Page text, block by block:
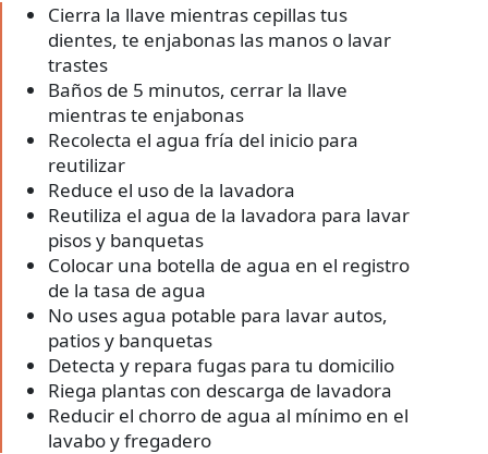
Cierra la llave mientras cepillas tus
dientes, te enjabonas las manos o lavar
trastes
Baños de 5 minutos, cerrar la llave
mientras te enjabonas
Recolecta el agua fría del inicio para
reutilizar
Reduce el uso de la lavadora
Reutiliza el agua de la lavadora para lavar
pisos y banquetas
Colocar una botella de agua en el registro
de la tasa de agua
No uses agua potable para lavar autos,
patios y banquetas
Detecta y repara fugas para tu domicilio
Riega plantas con descarga de lavadora
Reducir el chorro de agua al mínimo en el
lavabo y fregadero